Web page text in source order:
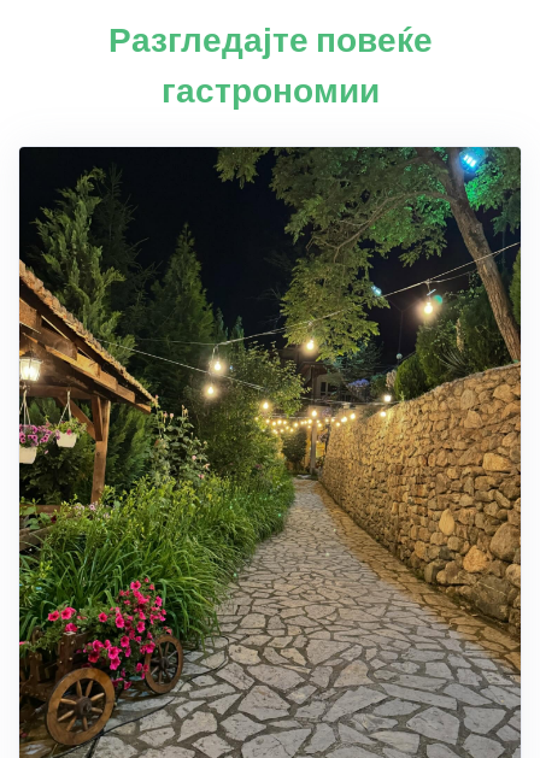
Разгледајте повеќе
гастрономии